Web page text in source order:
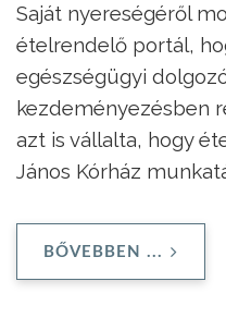
Saját nyereségéről
ételrendelő portál,
egészségügyi
kezdeményezésben
azt is vállalta, hogy
János Kórház
BŐVEBBEN ...